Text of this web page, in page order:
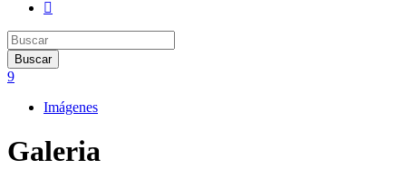
Imágenes
Galeria